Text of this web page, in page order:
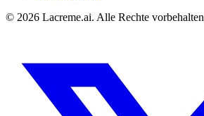
© 2026 Lacreme.ai. Alle Rechte vorbehalten